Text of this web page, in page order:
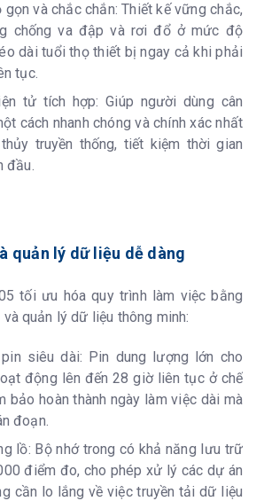
gọn và chắc chắn: Thiết kế vững chắc,
chống va đập và rơi đổ ở mức độ
dài tuổi thọ thiết bị ngay cả khi phải
tục.
tử tích hợp: Giúp người dùng cân
cách nhanh chóng và chính xác nhất
truyền thống, tiết kiệm thời gian
đầu.
quản lý dữ liệu dễ dàng
tối ưu hóa quy trình làm việc bằng
quản lý dữ liệu thông minh:
siêu dài: Pin dung lượng lớn cho
động lên đến 28 giờ liên tục ở chế
bảo hoàn thành ngày làm việc dài mà
đoạn.
lồ: Bộ nhớ trong có khả năng lưu trữ
điểm đo, cho phép xử lý các dự án
cần lo lắng về việc truyền tải dữ liệu